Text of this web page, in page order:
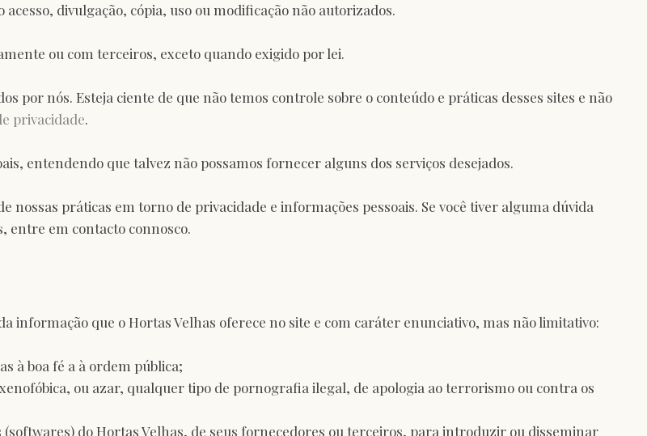
divulgação, cópia, uso ou modificação não autorizados.
ou com terceiros, exceto quando exigido por lei.
por nós. Esteja ciente de que não temos controle sobre o conteúdo e práticas desses sites e não
privacidade.
entendendo que talvez não possamos fornecer alguns dos serviços desejados.
nossas práticas em torno de privacidade e informações pessoais. Se você tiver alguma dúvida
entre em contacto connosco.
informação que o Hortas Velhas oferece no site e com caráter enunciativo, mas não limitativo:
à boa fé a à ordem pública;
ou azar, qualquer tipo de pornografia ilegal, de apologia ao terrorismo ou contra os
(softwares) do Hortas Velhas, de seus fornecedores ou terceiros, para introduzir ou disseminar